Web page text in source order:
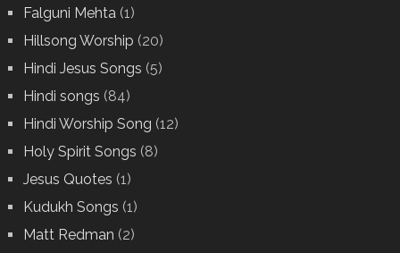
Falguni Mehta(1)
Hillsong Worship (20)
Hindi Jesus Songs (5)
Hindi songs (84)
Hindi Worship Song (12)
Holy Spirit Songs (8)
Jesus Quotes (1)
Kudukh Songs (1)
Matt Redman (2)